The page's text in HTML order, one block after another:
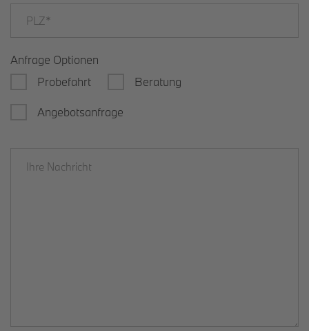
Anfrage Optionen
Probefahrt
Beratung
Angebotsanfrage